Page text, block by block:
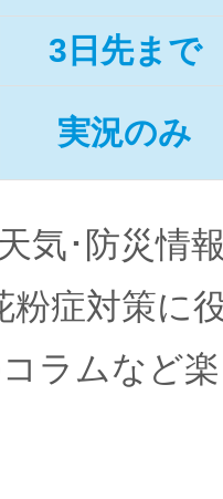
3日先まで
実況のみ
気･防災情
粉症対策に
ラムなど